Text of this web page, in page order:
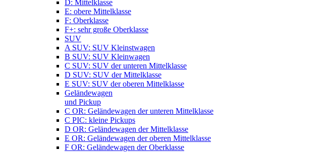
D: Mittelklasse
E: obere Mittelklasse
F: Oberklasse
F+: sehr große Oberklasse
SUV
A SUV: SUV Kleinstwagen
B SUV: SUV Kleinwagen
C SUV: SUV der unteren Mittelklasse
D SUV: SUV der Mittelklasse
E SUV: SUV der oberen Mittelklasse
Geländewagen
und Pickup
C OR: Geländewagen der unteren Mittelklasse
C PIC: kleine Pickups
D OR: Geländewagen der Mittelklasse
E OR: Geländewagen der oberen Mittelklasse
F OR: Geländewagen der Oberklasse